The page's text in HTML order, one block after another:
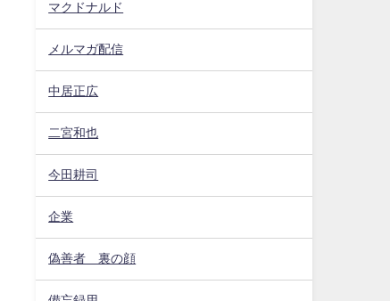
マクドナルド
メルマガ配信
中居正広
二宮和也
今田耕司
企業
偽善者 裏の顔